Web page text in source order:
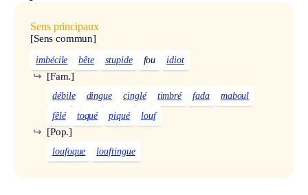
Sens principaux
[Sens commun]
imbécile bête stupide fou idiot
[Fam.]
↪
débile dingue cinglé timbré fada
maboul
fêlé
toqué piqué louf
[Pop.]
↪
loufoque louftingue